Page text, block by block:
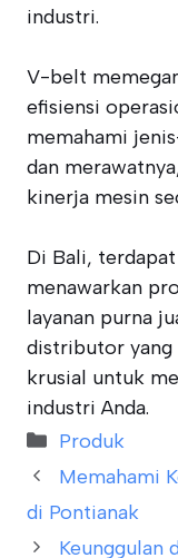
industri.
V-belt
efisiensi
memahami
dan
kinerja mesin
Di Bali,
menawarkan
layanan purna
distributor
krusial untuk
industri Anda.
Categories
Produk
Memahami
di Pontianak
Keunggulan